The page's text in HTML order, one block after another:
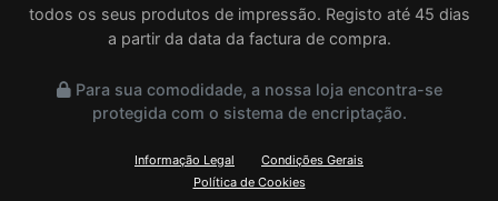
todos os seus produtos de impressão. Registo até 45 dias
a partir da data da factura de compra.
Para sua comodidade, a nossa loja encontra-se
protegida com o sistema de encriptação.
Informação Legal
Condições Gerais
Política de Cookies